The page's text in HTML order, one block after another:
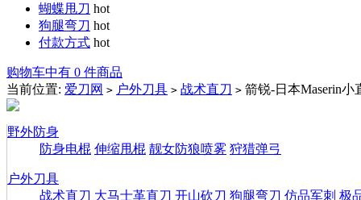
蝴蝶甩刀 hot
狗腿弯刀 hot
付款方式 hot
购物车中有 0 件商品
当前位置: 爱刀网 > 户外刀具 > 战术直刀 > 箭锐-日本Maserin小
野外防身
防身电棍 伸缩甩棍 靓女防狼喷雾 狩猎弹弓
户外刀具
战术直刀 大马士革直刀 开山砍刀 狗腿弯刀 仿品军刺 极